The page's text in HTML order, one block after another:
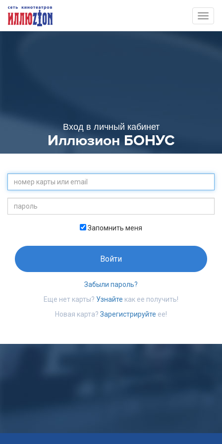
Вход в личный кабинет
Иллюзион БОНУС
Запомнить меня
Войти
Забыли пароль?
Еще нет карты? Узнайте как ее получить!
Новая карта? Зарегистрируйте ее!